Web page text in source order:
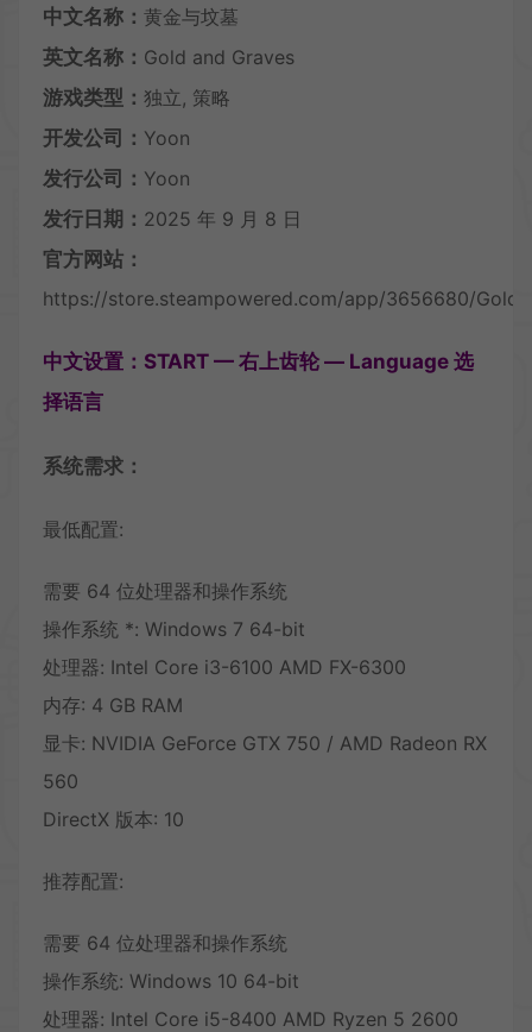
中文名称： 黄金与坟墓
英文名称： Gold and Graves
游戏类型： 独立, 策略
开发公司： Yoon
发行公司： Yoon
发行日期： 2025 年 9 月 8 日
官方网站：
https://store.steampowered.com/app/3656680/
中文设置：START — 右上齿轮 — Language 选
择语言
系统需求：
最低配置:
需要 64 位处理器和操作系统
操作系统 *: Windows 7 64-bit
处理器: Intel Core i3-6100 AMD FX-6300
内存: 4 GB RAM
显卡: NVIDIA GeForce GTX 750 / AMD Radeon RX
560
DirectX 版本: 10
推荐配置:
需要 64 位处理器和操作系统
操作系统: Windows 10 64-bit
处理器: Intel Core i5-8400 AMD Ryzen 5 2600